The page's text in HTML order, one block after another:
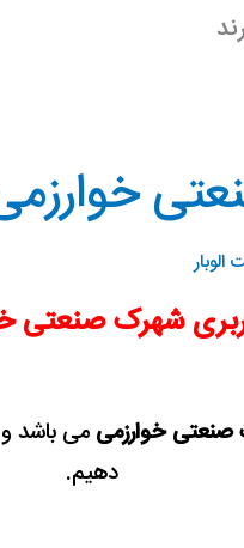
شهرک صنعتی
صنعتی خوارزمی می باشد و
دهیم.